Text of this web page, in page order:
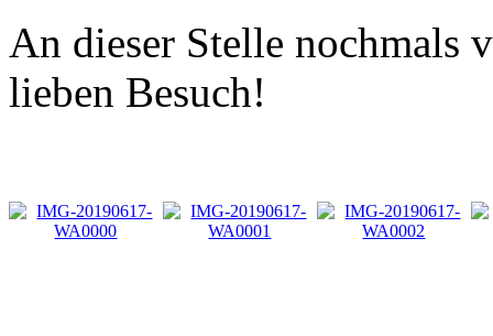
An dieser Stelle nochmals
lieben Besuch!